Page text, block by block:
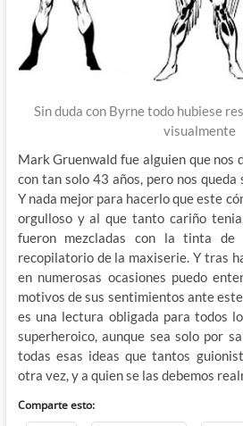
Sin duda con Byrne todo hubiese
visualmente
Mark Gruenwald fue alguien que nos
con tan solo 43 años, pero nos
Y nada mejor para hacerlo que este
orgulloso y al que tanto cariño
fueron mezcladas con la tinta de
recopilatorio de la maxiserie. Y tras
en numerosas ocasiones puedo
motivos de sus sentimientos ante
es una lectura obligada para todos
superheroico, aunque sea solo por
todas esas ideas que tantos
otra vez, y a quien se las debemos
Comparte esto: